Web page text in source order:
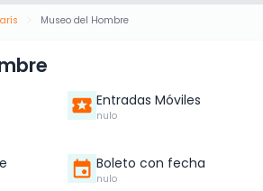
Museo del Hombre
Entradas Móviles
nulo
Boleto con fecha
nulo